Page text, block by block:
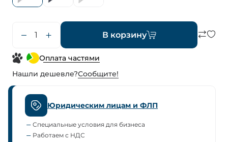
В корзину
Оплата частями
Нашли дешевле?Сообщите!
Юридическим лицам и ФЛП
Специальные условия для бизнеса
Работаем с НДС